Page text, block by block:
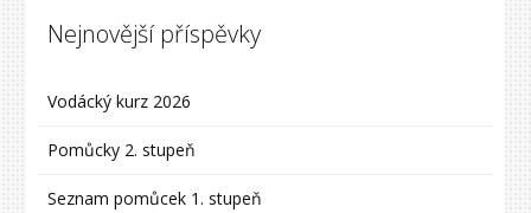
Nejnovější příspěvky
Vodácký kurz 2026
Pomůcky 2. stupeň
Seznam pomůcek 1. stupeň